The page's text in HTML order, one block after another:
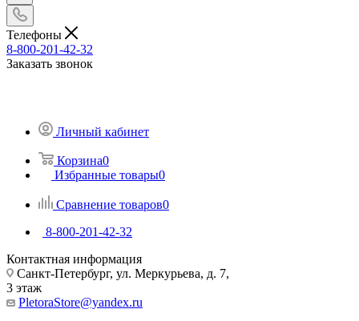
Телефоны
8-800-201-42-32
Заказать звонок
Личный кабинет
Корзина0
Избранные товары0
Сравнение товаров0
8-800-201-42-32
Контактная информация
Санкт-Петербург, ул. Меркурьева, д. 7,
3 этаж
PletoraStore@yandex.ru